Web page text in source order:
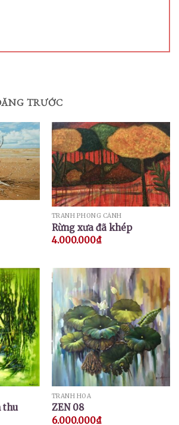
TRƯỚC
TRANH PHONG CẢNH
Rừng xưa đã khép
4.000.000₫
thu
TRANH HOA
ZEN 08
6.000.000₫